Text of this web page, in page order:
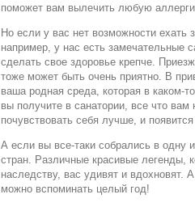
поможет вам вылечить любую
Но если у вас нет возможности ехать
например, у нас есть замечательные
сделать свое здоровье крепче.
тоже может быть очень приятно. В
ваша родная среда, которая в каком-
вы получите в санатории, все что
почувствовать себя лучше, и
А если вы все-таки собрались в одну
стран. Различные красивые легенды,
наследству, вас удивят и вдохновят.
можно вспоминать целый год!